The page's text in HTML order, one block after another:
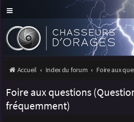
Accueil Index du forum
Foire aux questions
fréquemment)